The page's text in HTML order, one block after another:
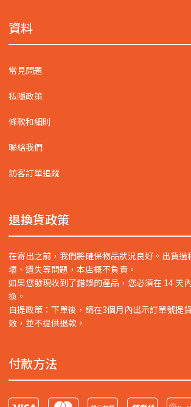
資料
常見問題
私隱政策
條款和細則
聯絡我們
訪客訂單追蹤
退換貨政策
在寄出之前，我們將確保物品狀況良好。出貨
壞、遺失等問題，本店概不負責。
如果您發現收到了錯誤的產品，您必須在 14 天
換。
自提政策：下單後，請在3個月內出示訂單號提
效，並不提供退款。
付款方法